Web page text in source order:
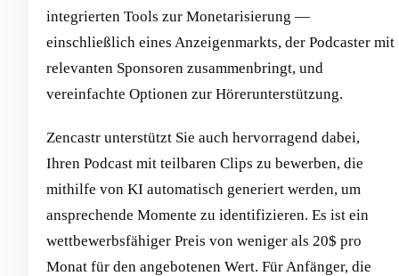
integrierten Tools zur Monetarisierung —
einschließlich eines Anzeigenmarkts, der Podcaster mit
relevanten Sponsoren zusammenbringt, und
vereinfachte Optionen zur Hörerunterstützung.
Zencastr unterstützt Sie auch hervorragend dabei,
Ihren Podcast mit teilbaren Clips zu bewerben, die
mithilfe von KI automatisch generiert werden, um
ansprechende Momente zu identifizieren. Es ist ein
wettbewerbsfähiger Preis von weniger als 20$ pro
Monat für den angebotenen Wert. Für Anfänger, die